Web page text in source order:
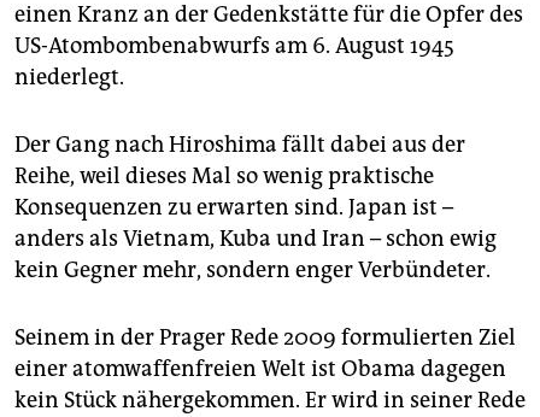
einen Kranz an der Gedenkstätte für die Opfer des
US-Atombombenabwurfs am 6. August 1945
niederlegt.
Der Gang nach Hiroshima fällt dabei aus der
Reihe, weil dieses Mal so wenig praktische
Konsequenzen zu erwarten sind. Japan ist –
anders als Vietnam, Kuba und Iran – schon ewig
kein Gegner mehr, sondern enger Verbündeter.
Seinem in der Prager Rede 2009 formulierten Ziel
einer atomwaffenfreien Welt ist Obama dagegen
kein Stück nähergekommen. Er wird in seiner Rede